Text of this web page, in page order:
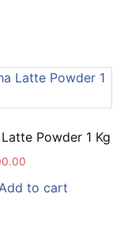
Powder 1 Kg
Add to cart